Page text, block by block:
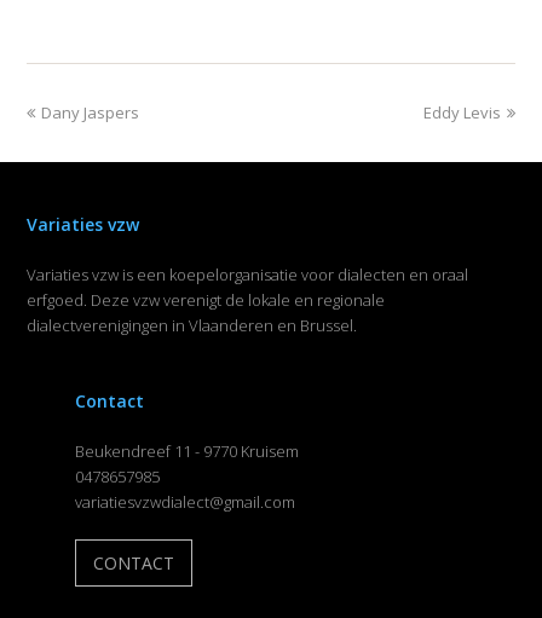
Dany Jaspers Eddy Levis
Variaties vzw
Variaties vzw is een koepelorganisatie voor dialecten en oraal
erfgoed. Deze vzw verenigt de lokale en regionale
dialectverenigingen in Vlaanderen en Brussel.
Contact
Beukendreef 11 - 9770 Kruisem
0478657985
variatiesvzwdialect@gmail.com
CONTACT